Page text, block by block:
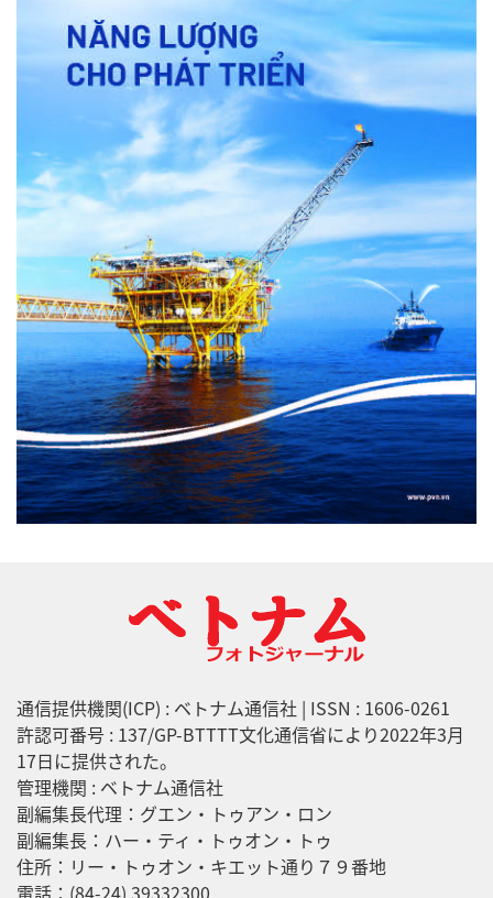
通信提供機関(ICP) : ベトナム通信社 | ISSN : 1606-0261
許認可番号 : 137/GP-BTTTT文化通信省により2022年3月
17日に提供された。
管理機関 : ベトナム通信社
副編集長代理：グエン・トゥアン・ロン
副編集長：ハー・ティ・トゥオン・トゥ
住所：リー・トゥオン・キエット通り７９番地
電話：(84-24) 39332300